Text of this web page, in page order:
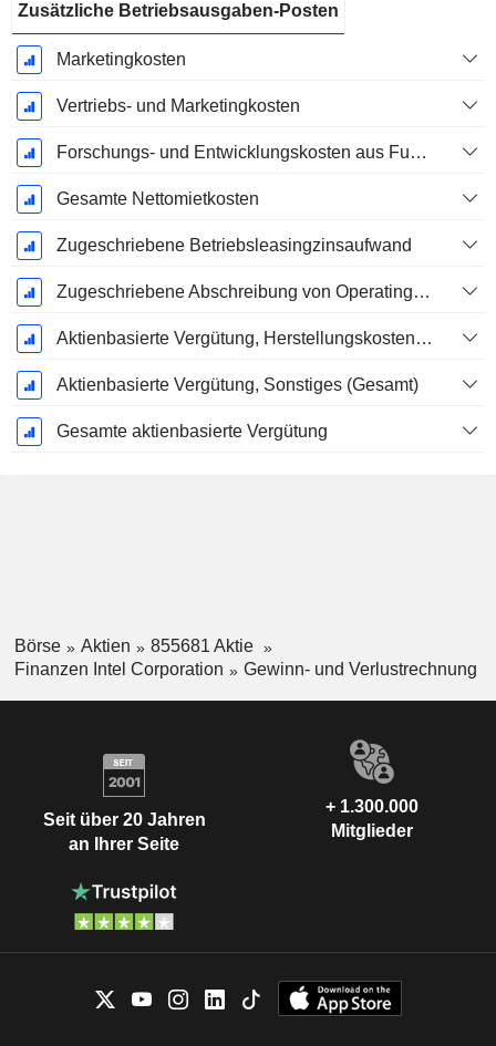
Zusätzliche Betriebsausgaben-Posten
Marketingkosten
Vertriebs- und Marketingkosten
Forschungs- und Entwicklungskosten aus Fußnoten
Gesamte Nettomietkosten
Zugeschriebene Betriebsleasingzinsaufwand
Zugeschriebene Abschreibung von Operating-Leasingverträgen
Aktienbasierte Vergütung, Herstellungskosten der verkauften Waren (Gesamt)
Aktienbasierte Vergütung, Sonstiges (Gesamt)
Gesamte aktienbasierte Vergütung
Börse Aktien
855681 Aktie
Finanzen Intel Corporation
Gewinn- und Verlustrechnung
Seit über 20 Jahren
an Ihrer Seite
+ 1.300.000
Mitglieder